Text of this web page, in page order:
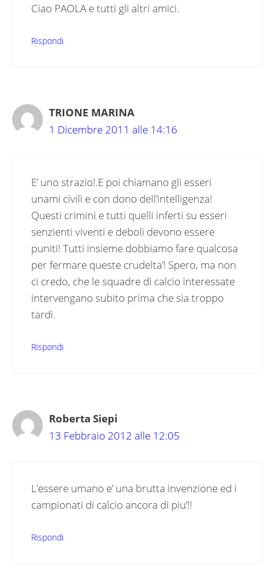
Ciao PAOLA e tutti gli altri amici.
Rispondi
TRIONE MARINA
1 Dicembre 2011 alle 14:16
E’ uno strazio!.E poi chiamano gli esseri
unami civili e con dono dell’intelligenza!
Questi crimini e tutti quelli inferti su esseri
senzienti viventi e deboli devono essere
puniti! Tutti insieme dobbiamo fare qualcosa
per fermare queste crudelta’! Spero, ma non
ci credo, che le squadre di calcio interessate
intervengano subito prima che sia troppo
tardi.
Rispondi
Roberta Siepi
13 Febbraio 2012 alle 12:05
L’essere umano e’ una brutta invenzione ed i
campionati di calcio ancora di piu’!!
Rispondi